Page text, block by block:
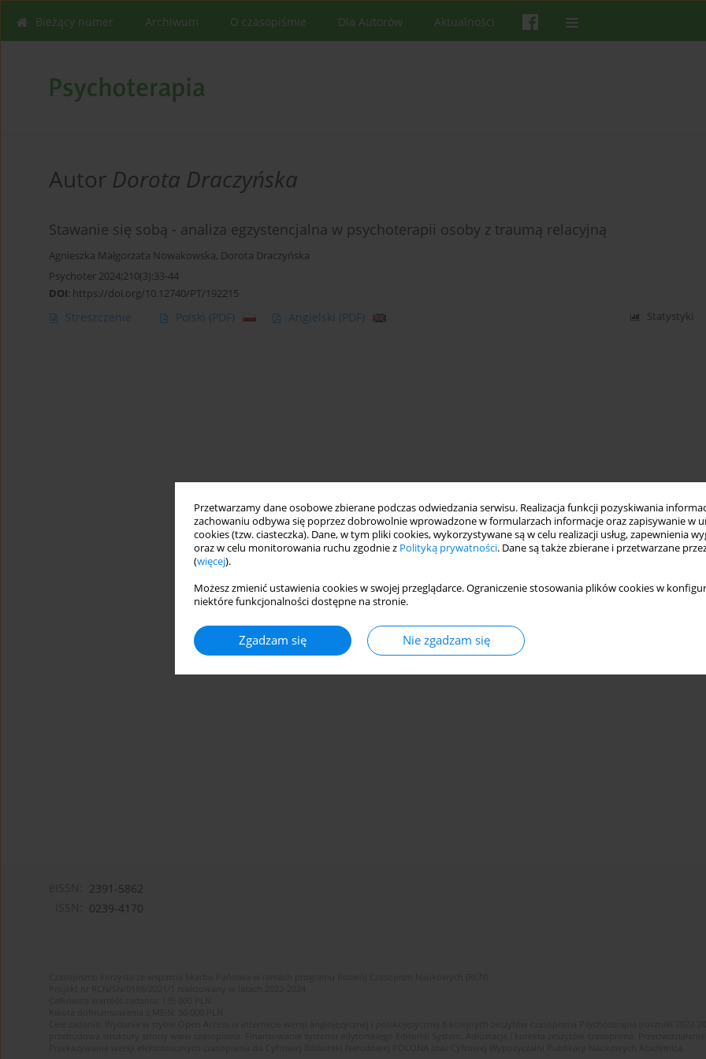
Przetwarzamy dane osobowe zbierane podczas odwiedzania serwisu. Realizacja funkcji pozyskiwania
zachowaniu odbywa się poprzez dobrowolnie wprowadzone w formularzach informacje oraz zapisywanie w
cookies (tzw. ciasteczka). Dane, w tym pliki cookies, wykorzystywane są w celu realizacji usług, zapewnienia
oraz w celu monitorowania ruchu zgodnie z Polityką prywatności. Dane są także zbierane i przetwarzane
(więcej).
Możesz zmienić ustawienia cookies w swojej przeglądarce. Ograniczenie stosowania plików cookies w
niektóre funkcjonalności dostępne na stronie.
Zgadzam się Nie zgadzam się
Bieżący numer Archiwum O czasopiśmie Dla Autorów Aktualności
Autor Dorota Draczyńska
Stawanie się sobą - analiza egzystencjalna w psychoterapii osoby z traumą relacyjną
Agnieszka Małgorzata Nowakowska, Dorota Draczyńska
Psychoter 2024;210(3):33-44
DOI: https://doi.org/10.12740/PT/192215
Streszczenie Polski (PDF) Angielski (PDF) Statystyki
2391-5862
0239-4170